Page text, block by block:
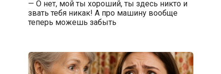
— О нет, мой ты хороший, ты здесь никто и
звать тебя никак! А про машину вообще
теперь можешь забыть